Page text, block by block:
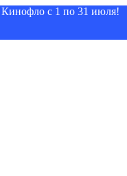
с 1 по 31 июля!